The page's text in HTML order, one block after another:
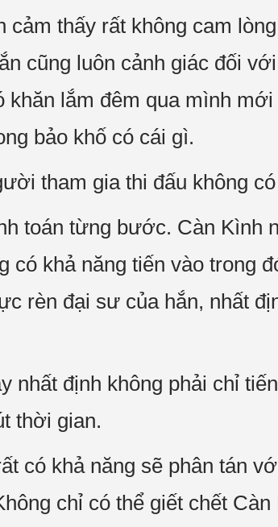
cảm thấy rất không cam
cũng luôn cảnh giác đối
khăn lắm đêm qua mình
bảo khố có cái gì.
tham gia thi đấu không
toán từng bước. Càn Kình
có khả năng tiến vào trong
rèn đại sư của hắn, nhất
định không phải chỉ
thời gian.
có khả năng sẽ phân tán
chỉ có thể giết chết